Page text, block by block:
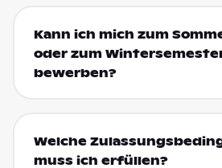
Kann ich mich zum
oder zum
bewerben?
Welche
muss ich erfüllen?